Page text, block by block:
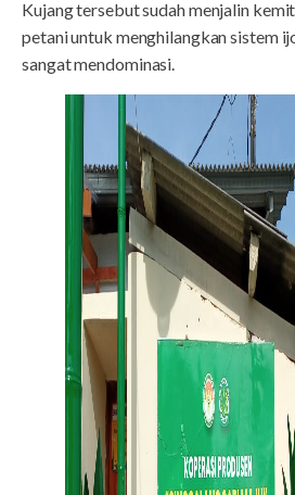
Kujang tersebut sudah menjalin
petani untuk menghilangkan sistem
sangat mendominasi.